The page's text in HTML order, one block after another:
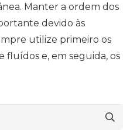
Manter a ordem dos
devido às
utilize primeiro os
fluídos e, em seguida, os